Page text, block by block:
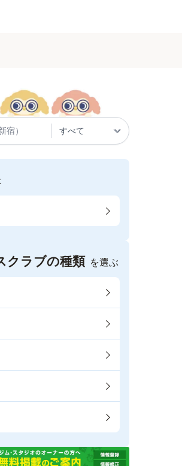
クラブの種類 を選ぶ